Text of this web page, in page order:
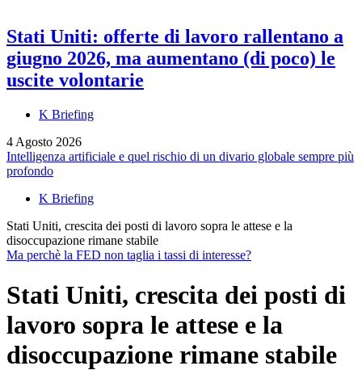
Stati Uniti: offerte di lavoro rallentano a
giugno 2026, ma aumentano (di poco) le
uscite volontarie
K Briefing
4 Agosto 2026
Intelligenza artificiale e quel rischio di un divario globale sempre più
profondo
K Briefing
Stati Uniti, crescita dei posti di lavoro sopra le attese e la
disoccupazione rimane stabile
Ma perchè la FED non taglia i tassi di interesse?
Stati Uniti, crescita dei posti di
lavoro sopra le attese e la
disoccupazione rimane stabile